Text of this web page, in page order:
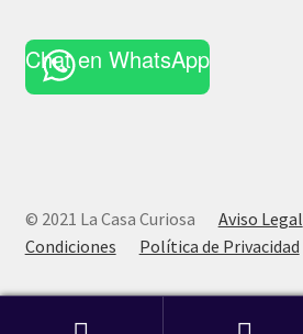
Chat en WhatsApp
© 2021 La Casa Curiosa Aviso Legal
Condiciones
Política de Privacidad